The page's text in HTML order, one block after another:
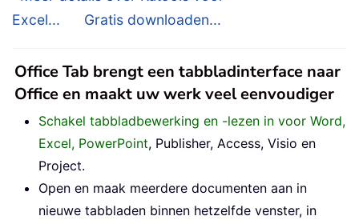
Excel...
Gratis downloaden...
Office Tab brengt een tabbladinterface naar
Office en maakt uw werk veel eenvoudiger
Schakel tabbladbewerking en -lezen in voor Word,
Excel, PowerPoint, Publisher, Access, Visio en
Project.
Open en maak meerdere documenten aan in
nieuwe tabbladen binnen hetzelfde venster, in